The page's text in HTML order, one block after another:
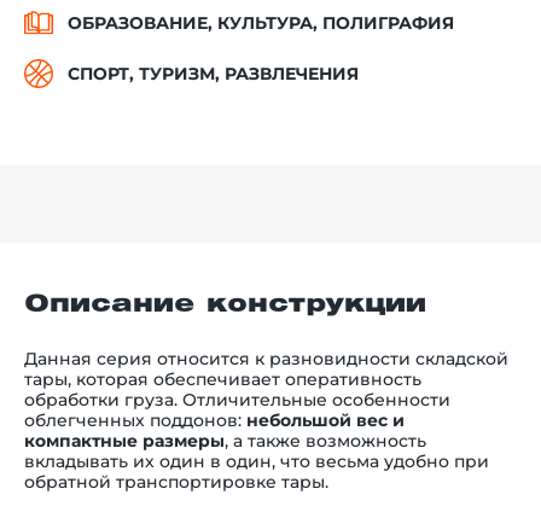
ОБРАЗОВАНИЕ, КУЛЬТУРА, ПОЛИГРАФИЯ
СПОРТ, ТУРИЗМ, РАЗВЛЕЧЕНИЯ
Описание конструкции
Данная серия относится к разновидности складской
тары, которая обеспечивает оперативность
обработки груза. Отличительные особенности
облегченных поддонов: небольшой вес и
компактные размеры, а также возможность
вкладывать их один в один, что весьма удобно при
обратной транспортировке тары.